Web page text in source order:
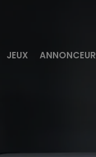
JEUX